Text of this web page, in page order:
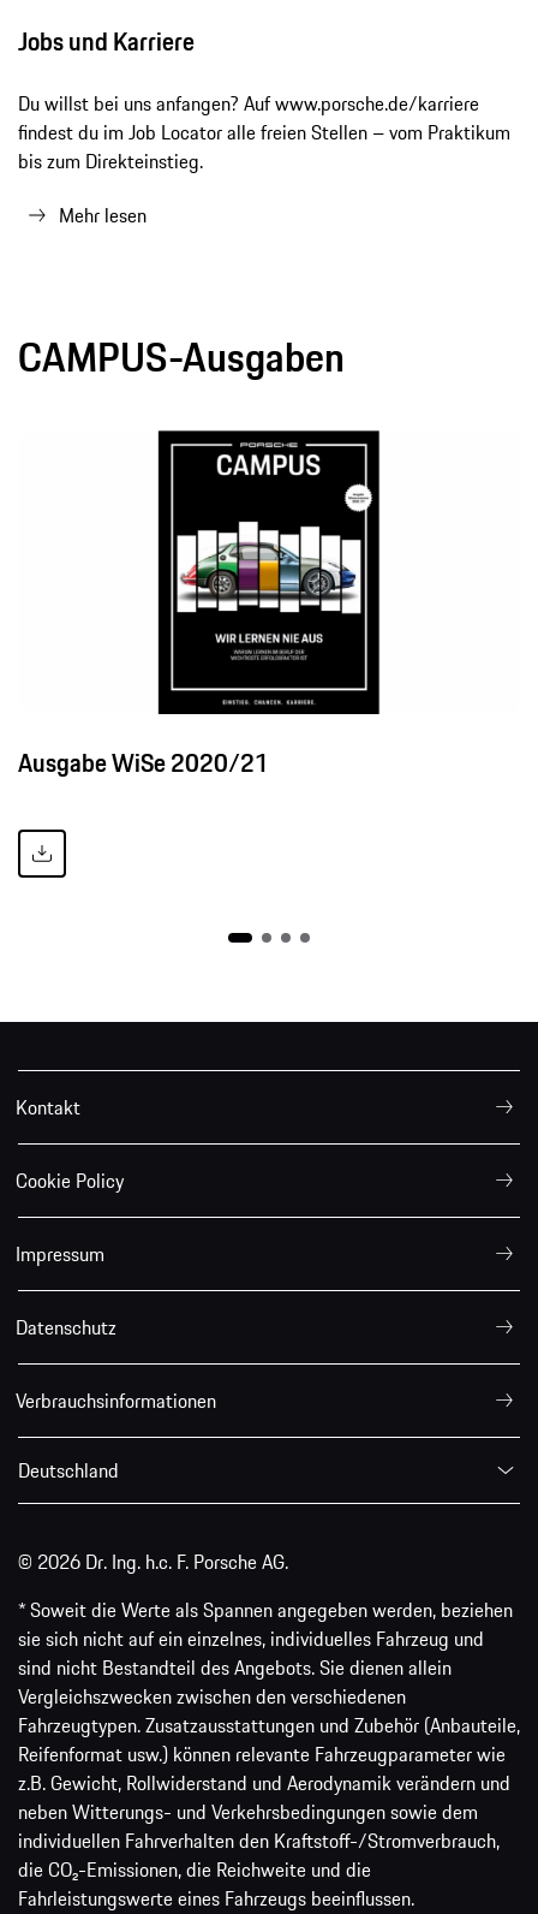
Jobs und Karriere
Du willst bei uns anfangen? Auf www.porsche.de/karriere
findest du im Job Locator alle freien Stellen – vom Praktikum
bis zum Direkteinstieg.
Mehr lesen
CAMPUS-Ausgaben
Ausgabe WiSe 2020/21
Kontakt
Cookie Policy
Impressum
Datenschutz
Verbrauchsinformationen
Deutschland
© 2026 Dr. Ing. h.c. F. Porsche AG.
* Soweit die Werte als Spannen angegeben werden, beziehen
sie sich nicht auf ein einzelnes, individuelles Fahrzeug und
sind nicht Bestandteil des Angebots. Sie dienen allein
Vergleichszwecken zwischen den verschiedenen
Fahrzeugtypen. Zusatzausstattungen und Zubehör (Anbauteile,
Reifenformat usw.) können relevante Fahrzeugparameter wie
z.B. Gewicht, Rollwiderstand und Aerodynamik verändern und
neben Witterungs- und Verkehrsbedingungen sowie dem
individuellen Fahrverhalten den Kraftstoff-/Stromverbrauch,
die CO₂-Emissionen, die Reichweite und die
Fahrleistungswerte eines Fahrzeugs beeinflussen.